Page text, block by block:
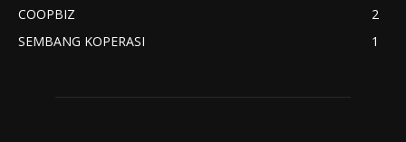
COOPBIZ
2
SEMBANG KOPERASI
1